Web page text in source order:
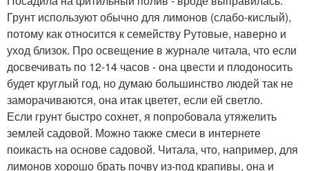
Грунт используют обычно для лимонов (слабо-кислый),
потому как относится к семейству Рутовые, наверно и
уход близок. Про освещение в журнале читала, что если
досвечивать по 12-14 часов - она цвести и плодоносить
будет круглый год, но думаю большинство людей так не
заморачиваются, она итак цветет, если ей светло.
Если грунт быстро сохнет, я попробовала утяжелить
землей садовой. Можно также смеси в интернете
поикасть на основе садовой. Читала, что, например, для
лимонов хорошо брать почву из-под крапивы, она и